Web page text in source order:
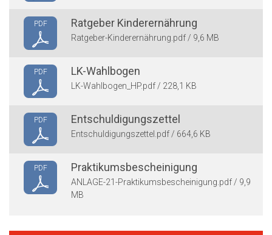
PDF Ratgeber Kinderernährung
Ratgeber-Kinderernährung.pdf / 9,6 MB
PDF LK-Wahlbogen
LK-Wahlbogen_HP.pdf / 228,1 KB
PDF Entschuldigungszettel
Entschuldigungszettel.pdf / 664,6 KB
PDF Praktikumsbescheinigung
ANLAGE-21-Praktikumsbescheinigung.pdf / 9,9
MB